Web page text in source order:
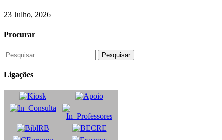
23 Julho, 2026
Procurar
Ligações